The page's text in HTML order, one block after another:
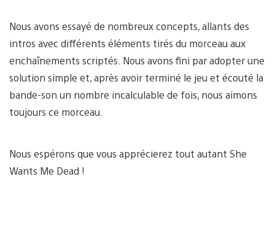
Nous avons essayé de nombreux concepts, allants des
intros avec différents éléments tirés du morceau aux
enchaînements scriptés. Nous avons fini par adopter une
solution simple et, après avoir terminé le jeu et écouté la
bande-son un nombre incalculable de fois, nous aimons
toujours ce morceau.
Nous espérons que vous apprécierez tout autant She
Wants Me Dead !